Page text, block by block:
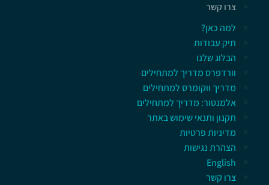
צרו קשר
למה כאן?
תיק עבודות
הבלוג שלנו
וורדפרס מדריך למתחילים
מדריך ווקומרס למתחילים
אלמנטור: מדריך למתחילים
תקנון ותנאי שימוש באתר
מדיניות פרטיות
הצהרת נגישות
English
צרו קשר